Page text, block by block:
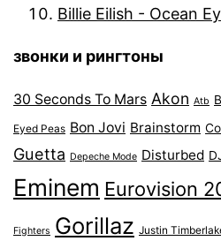
Billie Eilish - Ocean
звонки и рингтоны
30 Seconds To Mars Akon Atb
Eyed Peas Bon Jovi Brainstorm
Guetta Depeche Mode Disturbed
Eminem Eurovision
Fighters Gorillaz Justin